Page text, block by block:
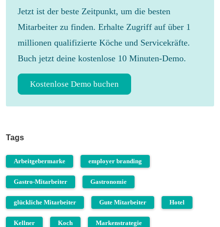
Jetzt ist der beste Zeitpunkt, um die besten
Mitarbeiter zu finden. Erhalte Zugriff auf über 1
millionen qualifizierte Köche und Servicekräfte.
Buch jetzt deine kostenlose 10 Minuten-Demo.
Kostenlose Demo buchen
Tags
Arbeitgebermarke employer branding
Gastro-Mitarbeiter Gastronomie
glückliche Mitarbeiter Gute Mitarbeiter Hotel
Kellner Koch Markenstrategie